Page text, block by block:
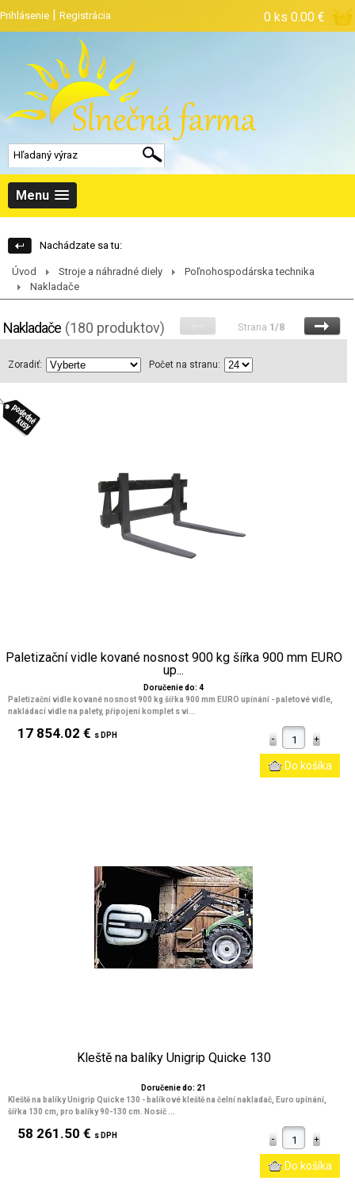
Prihlásenie | Registrácia 0 ks 0.00 €
Menu
Nachádzate sa tu:
Úvod Stroje a náhradné diely
Poľnohospodárska technika
Nakladače
Nakladače (180 produktov) Strana 1/8
Zoradiť: Počet na stranu:
Paletizační vidle kované nosnost 900 kg šířka 900 mm EURO
up...
Doručenie do: 4
Paletizační vidle kované nosnost 900 kg šířka 900 mm EURO upínání - paletové vidle,
nakládací vidle na palety, připojení komplet s vi...
17 854.02 € s DPH
Kleště na balíky Unigrip Quicke 130
Doručenie do: 21
Kleště na balíky Unigrip Quicke 130 - balíkové kleště na čelní nakladač, Euro upínání,
šířka 130 cm, pro balíky 90-130 cm. Nosič ...
58 261.50 € s DPH